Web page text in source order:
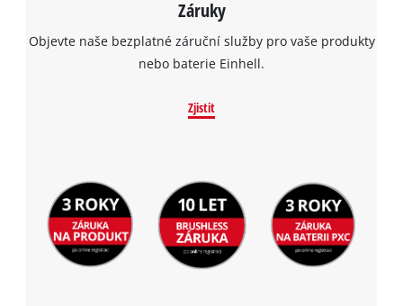
Záruky
Objevte naše bezplatné záruční služby pro vaše produkty
nebo baterie Einhell.
Zjistit